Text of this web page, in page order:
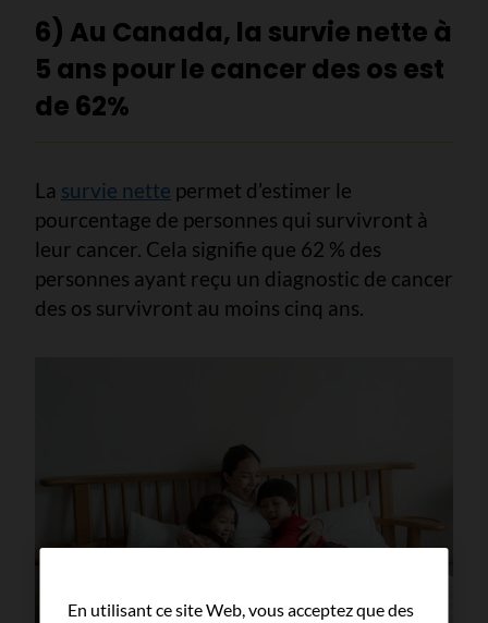
6) Au Canada, la survie nette à
5 ans pour le cancer des os est
de 62%
La survie nette permet d’estimer le
pourcentage de personnes qui survivront à
leur cancer. Cela signifie que 62 % des
personnes ayant reçu un diagnostic de cancer
des os survivront au moins cinq ans.
En utilisant ce site Web, vous acceptez que des